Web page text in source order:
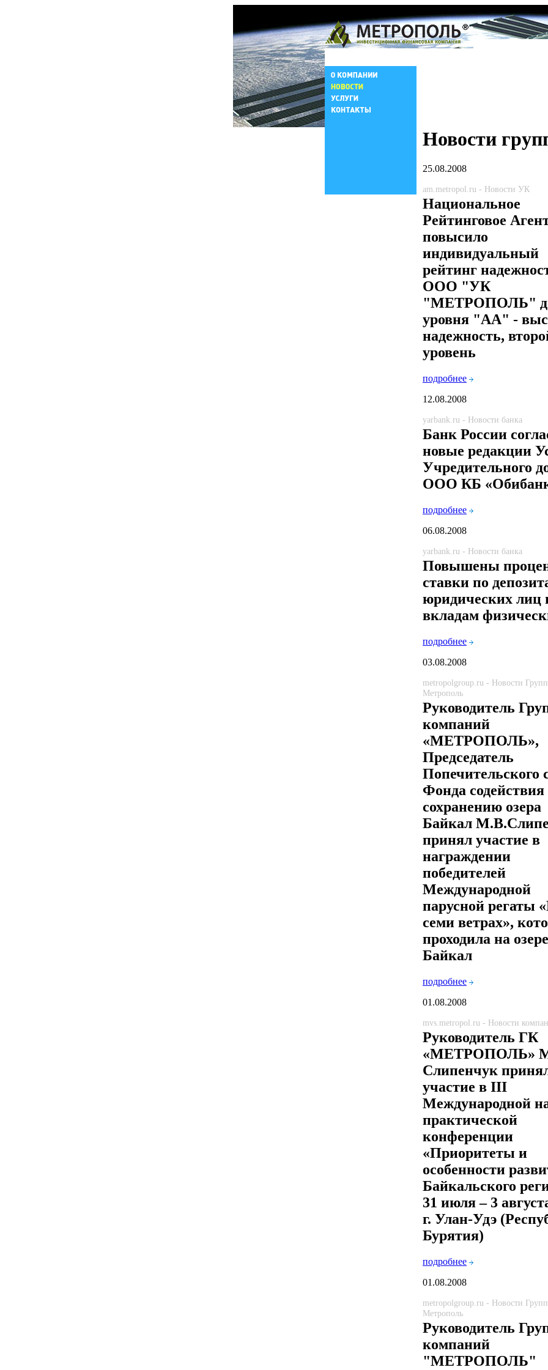
Новости
25.08.2008
am.metropol.ru - Новости УК
Национальное
Рейтинговое
повысило
индивидуальный
рейтинг
ООО "УК
"МЕТРОПОЛЬ"
уровня "АА" -
надежность,
уровень
подробнее
12.08.2008
yarbank.ru - Новости банка
Банк России
новые редакции
Учредительного
ООО КБ
подробнее
06.08.2008
yarbank.ru - Новости банка
Повышены
ставки по
юридических лиц
вкладам
подробнее
03.08.2008
metropolgroup.ru - Новости
Метрополь
Руководитель
компаний
«МЕТРОПОЛЬ»,
Председатель
Попечительского
Фонда содействия
сохранению озера
Байкал
принял участие в
награждении
победителей
Международной
парусной регаты
семи ветрах»,
проходила на озере
Байкал
подробнее
01.08.2008
mvs.metropol.ru - Новости
Руководитель ГК
«МЕТРОПОЛЬ»
Слипенчук
участие в III
Международной
практической
конференции
«Приоритеты и
особенности
Байкальского
31 июля – 3
г. Улан-Удэ
Бурятия)
подробнее
01.08.2008
metropolgroup.ru - Новости
Метрополь
Руководитель
компаний
"МЕТРОПОЛЬ"